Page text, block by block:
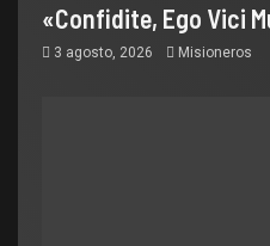
«Confidite, Ego Vici
3 agosto, 2026 Misioneros